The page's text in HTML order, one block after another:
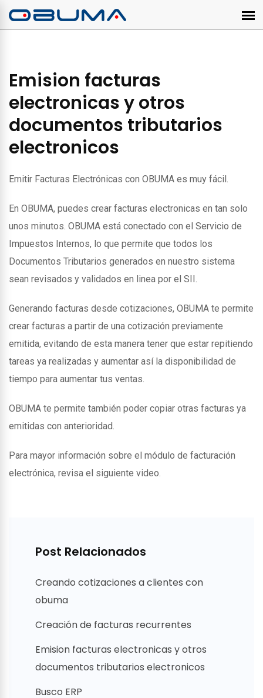
Emision facturas
electronicas y otros
documentos tributarios
electronicos
Emitir Facturas Electrónicas con OBUMA es muy fácil.
En OBUMA, puedes crear facturas electronicas en tan solo
unos minutos. OBUMA está conectado con el Servicio de
Impuestos Internos, lo que permite que todos los
Documentos Tributarios generados en nuestro sistema
sean revisados y validados en linea por el SII.
Generando facturas desde cotizaciones, OBUMA te permite
crear facturas a partir de una cotización previamente
emitida, evitando de esta manera tener que estar repitiendo
tareas ya realizadas y aumentar así la disponibilidad de
tiempo para aumentar tus ventas.
OBUMA te permite también poder copiar otras facturas ya
emitidas con anterioridad.
Para mayor información sobre el módulo de facturación
electrónica, revisa el siguiente video.
Post Relacionados
Creando cotizaciones a clientes con
obuma
Creación de facturas recurrentes
Emision facturas electronicas y otros
documentos tributarios electronicos
Busco ERP